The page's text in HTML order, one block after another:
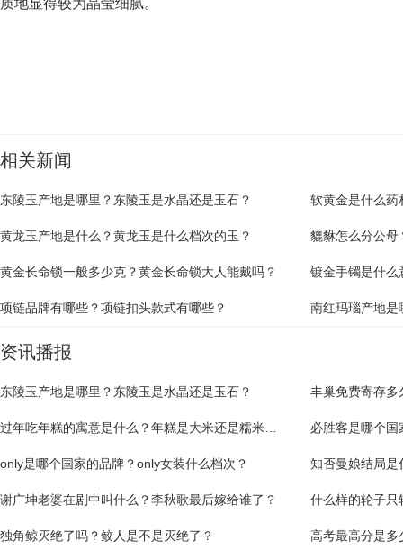
质地显得较为晶莹细腻。
相关新闻
东陵玉产地是哪里？东陵玉是水晶还是玉石？ 软黄金是什么药
黄龙玉产地是什么？黄龙玉是什么档次的玉？ 貔貅怎么分公母
黄金长命锁一般多少克？黄金长命锁大人能戴吗？ 镀金手镯是什么
项链品牌有哪些？项链扣头款式有哪些？ 南红玛瑙产地是
资讯播报
东陵玉产地是哪里？东陵玉是水晶还是玉石？ 丰巢免费寄存多
only是哪个国家的品牌？only女装什么档次？ 知否曼娘结局是
谢广坤老婆在剧中叫什么？李秋歌最后嫁给谁了？ 什么样的轮子只
独角鲸灭绝了吗？鲛人是不是灭绝了？ 高考最高分是多